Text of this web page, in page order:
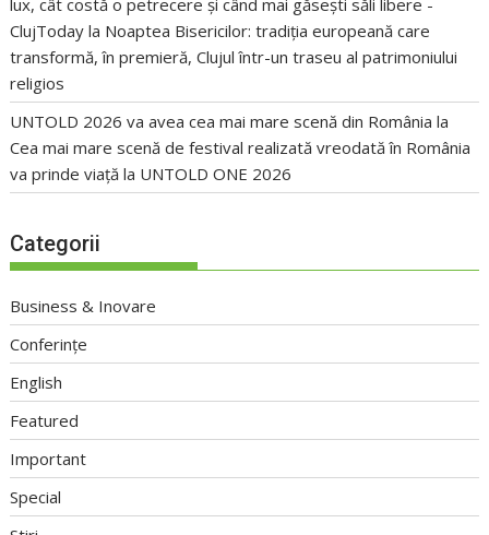
ClujToday la Noaptea Bisericilor: tradiția europeană care
transformă, în premieră, Clujul într-un traseu al patrimoniului
religios
UNTOLD 2026 va avea cea mai mare scenă din România la
Cea mai mare scenă de festival realizată vreodată în România
va prinde viață la UNTOLD ONE 2026
Categorii
Business & Inovare
Conferințe
English
Featured
Important
Special